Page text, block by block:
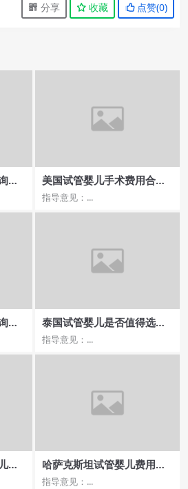
分享 收藏 点赞(0)
机
美国试管婴儿手术费用合理
性
指导意见：...
专
泰国试管婴儿是否值得选
择，费用与服务的对比
指导意见：...
费
哈萨克斯坦试管婴儿费用，
费用包含哪些服务？
指导意见：...